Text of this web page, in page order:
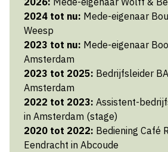
2024 tot nu: Mede-eigenaar
Weesp
2023 tot nu: Mede-eigenaar
Amsterdam
2023 tot 2025: Bedrijfsleider
Amsterdam
2022 tot 2023: Assistent-
in Amsterdam (stage)
2020 tot 2022: Bediening Café
Eendracht in Abcoude